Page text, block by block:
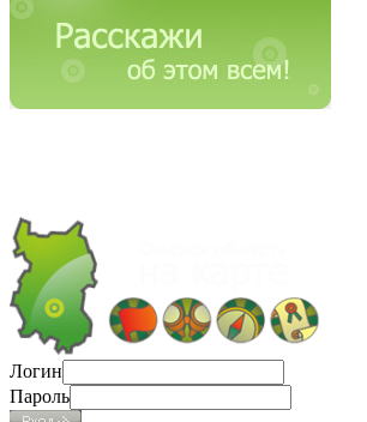
Логин
Пароль